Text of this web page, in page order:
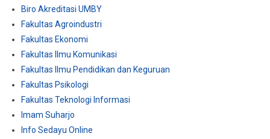
Biro Akreditasi UMBY
Fakultas Agroindustri
Fakultas Ekonomi
Fakultas Ilmu Komunikasi
Fakultas Ilmu Pendidikan dan Keguruan
Fakultas Psikologi
Fakultas Teknologi Informasi
Imam Suharjo
Info Sedayu Online